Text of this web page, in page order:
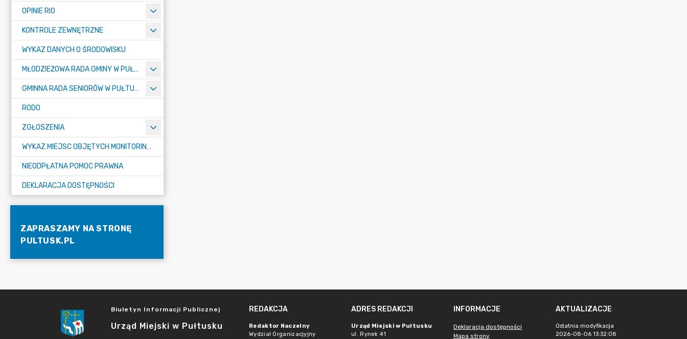
OPINIE RIO
KONTROLE ZEWNĘTRZNE
WYKAZ DANYCH O ŚRODOWISKU
MŁODZIEŻOWA RADA GMINY W PUŁTUSKU
GMINNA RADA SENIORÓW W PUŁTUSKU
RODO
ZGŁOSZENIA
WYKAZ MIEJSC OBJĘTYCH MONITORINGIEM
NIEODPŁATNA POMOC PRAWNA
DEKLARACJA DOSTĘPNOŚCI
ZAPRASZAMY NA STRONĘ
PULTUSK.PL
Biuletyn Informacji Publicznej
Urząd Miejski w Pułtusku
REDAKCJA
Redaktor Naczelny
Wydział Organizacjyjny
ADRES REDAKCJI
Urząd Miejski w Pułtusku
ul. Rynek 41
INFORMACJE
Deklaracja dostępności
Mapa strony
AKTUALIZACJE
Ostatnia modyfikacja
2026-08-06 13:32:08